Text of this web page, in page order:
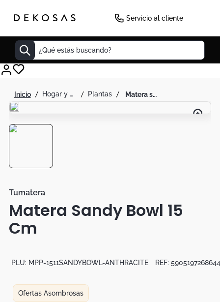
Servicio al cliente
¿Qué estás buscando?
hogar y decoración plantas matera sandy bowl 15 cm
Tumatera
Matera Sandy Bowl 15
Cm
PLU: MPP-1511SANDYBOWL-ANTHRACITE REF: 5905197268644
Ofertas Asombrosas
Decoracion
Cuadro
Sillas
Duvet
Botas